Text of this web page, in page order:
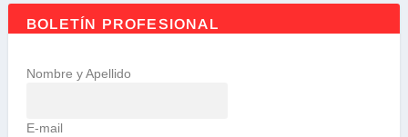
BOLETÍN PROFESIONAL
Nombre y Apellido
E-mail